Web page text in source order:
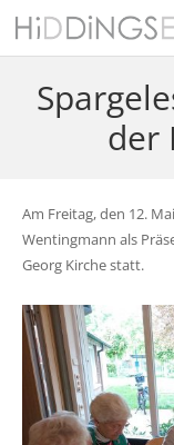
der
Am Freitag, den 12.
Wentingmann als
Georg Kirche statt.